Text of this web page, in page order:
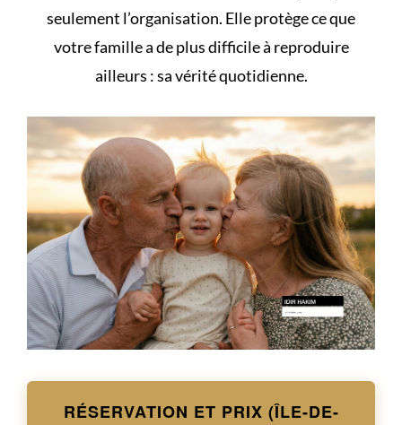
seulement l’organisation. Elle protège ce que
votre famille a de plus difficile à reproduire
ailleurs : sa vérité quotidienne.
RÉSERVATION ET PRIX (ÎLE-DE-